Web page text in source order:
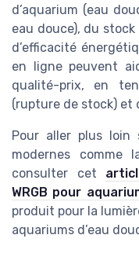
d’aquarium (eau
eau douce), du
d’efficacité
en ligne peuvent
qualité-prix, en
(rupture de stock) et
Pour aller plus loin
modernes comme
consulter cet
WRGB pour
produit pour la
aquariums d’eau